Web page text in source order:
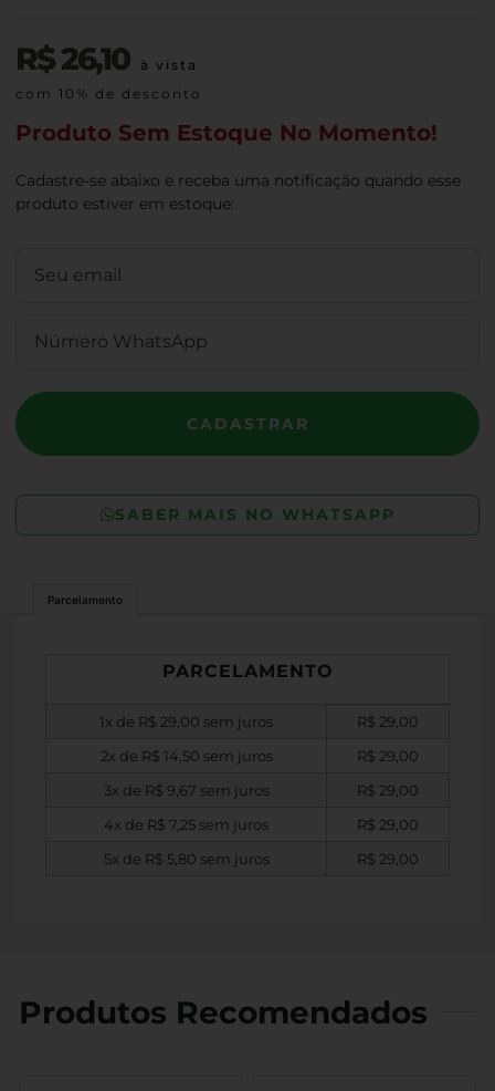
R$26,10
à vista
com 10% de desconto
Produto Sem Estoque No Momento!
Cadastre-se abaixo e receba uma notificação quando esse
produto estiver em estoque:
CADASTRAR
SABER MAIS NO WHATSAPP
Parcelamento
PARCELAMENTO
1x de R$ 29,00 sem juros R$ 29,00
2x de R$ 14,50 sem juros R$ 29,00
3x de R$ 9,67 sem juros R$ 29,00
4x de R$ 7,25 sem juros R$ 29,00
5x de R$ 5,80 sem juros R$ 29,00
Produtos Recomendados